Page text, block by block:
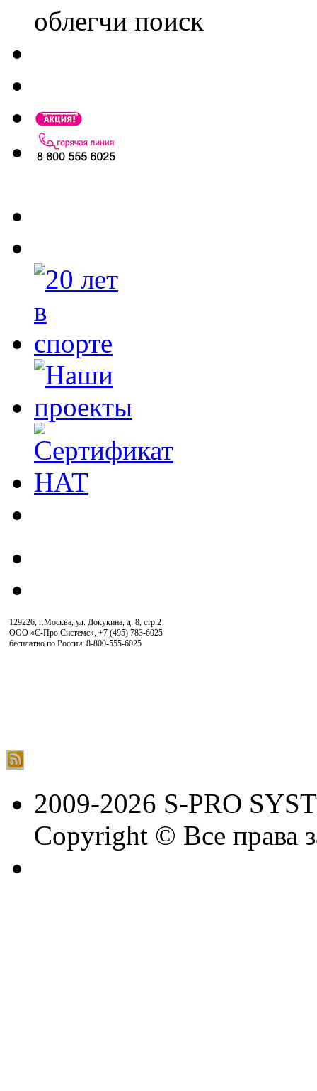
облегчи поиск
129226, г.Москва, ул. Докукина, д. 8, стр.2
ООО «С-Про Системс», +7 (495) 783-6025
бесплатно по России: 8-800-555-6025
2009-2026 S-PRO
Copyright © Все права